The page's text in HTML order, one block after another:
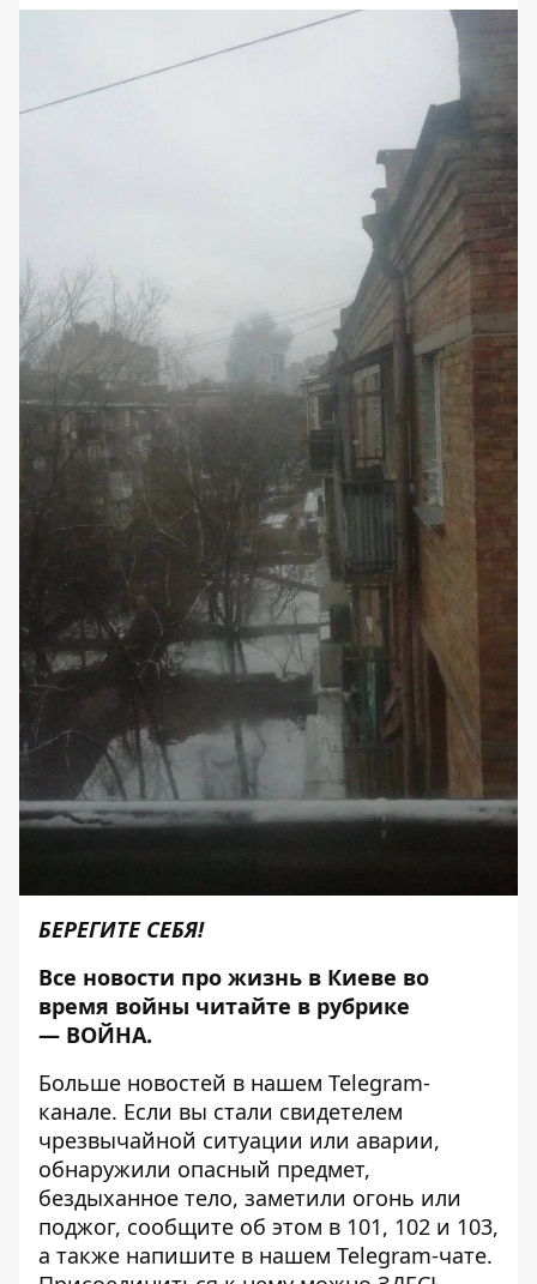
БЕРЕГИТЕ СЕБЯ!
Все новости про жизнь в Киеве во
время войны читайте в рубрике
— ВОЙНА.
Больше новостей в нашем Telegram-
канале. Если вы стали свидетелем
чрезвычайной ситуации или аварии,
обнаружили опасный предмет,
бездыханное тело, заметили огонь или
поджог, сообщите об этом в 101, 102 и 103,
а также напишите в нашем Telegram-чате.